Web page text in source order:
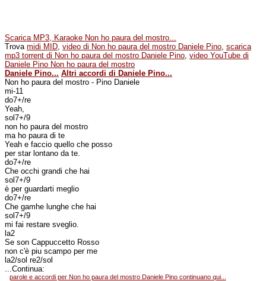
Scarica MP3, Karaoke Non ho paura del mostro...
Trova midi MID, video di Non ho paura del mostro Daniele Pino, scarica
mp3 torrent di Non ho paura del mostro Daniele Pino, video YouTube di
Daniele Pino Non ho paura del mostro
Daniele Pino... Altri accordi di Daniele Pino...
Non ho paura del mostro - Pino Daniele
mi-11
do7+/re
Yeah,
sol7+/9
non ho paura del mostro
ma ho paura di te
Yeah e faccio quello che posso
per star lontano da te.
do7+/re
Che occhi grandi che hai
sol7+/9
è per guardarti meglio
do7+/re
Che gamhe lunghe che hai
sol7+/9
mi fai restare sveglio.
la2
Se son Cappuccetto Rosso
non c'è piu scampo per me
la2/sol re2/sol
...Continua:
parole e accordi per Non ho paura del mostro Daniele Pino continuano qui...